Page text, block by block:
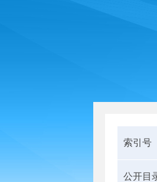
索引号
公开目